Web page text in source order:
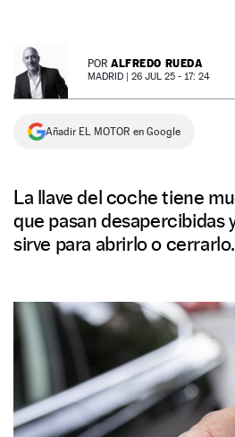
NEWSLETTER POR ALFREDO RUEDA
MADRID | 26 JUL 25 - 17: 24
Añadir EL MOTOR en Google
La llave del coche tiene
que pasan desapercibidas
sirve para abrirlo o cerrarlo.